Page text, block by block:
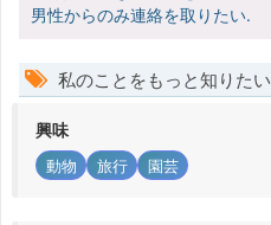
男性からのみ連絡を取りたい.
私のことをもっと知りたい
興味
動物 旅行 園芸